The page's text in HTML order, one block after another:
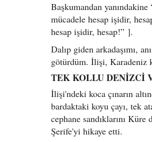
Başkumandan
mücadele hesap işidir,
hesap işidir, hesap!” ].
Dalıp giden arkadaşımı,
götürdüm. İlişi, Karadeniz
TEK KOLLU DENİZCİ
İlişi'ndeki koca çınarın
bardaktaki koyu çayı, tek
cephane sandıklarını Küre
Şerife'yi hikaye etti.